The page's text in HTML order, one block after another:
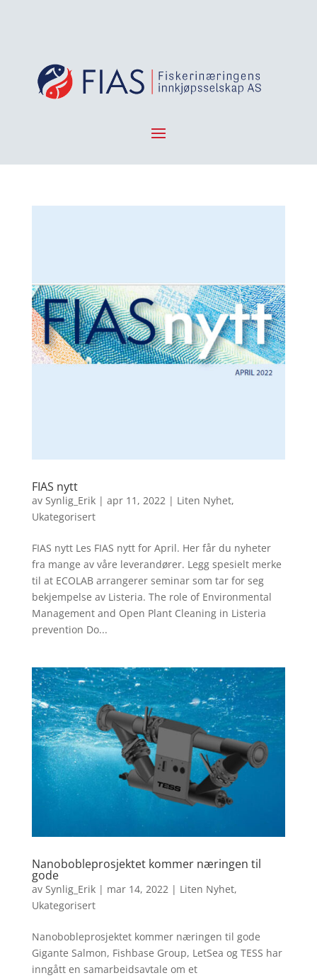
FIAS nytt
av Synlig_Erik| apr 11, 2022| Liten Nyhet,
Ukategorisert
FIAS nytt Les FIAS nytt for April. Her får du nyheter
fra mange av våre leverandører. Legg spesielt merke
til at ECOLAB arrangerer seminar som tar for seg
bekjempelse av Listeria. The role of Environmental
Management and Open Plant Cleaning in Listeria
prevention Do...
Nanobobleprosjektet kommer næringen til
gode
av Synlig_Erik| mar 14, 2022| Liten Nyhet,
Ukategorisert
Nanobobleprosjektet kommer næringen til gode
Gigante Salmon, Fishbase Group, LetSea og TESS har
inngått en samarbeidsavtale om et